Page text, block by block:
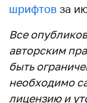
шрифтов за
Все
авторским
быть
необходимо
лицензию и